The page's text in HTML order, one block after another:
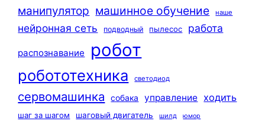
манипулятор машинное обучение наше
нейронная сеть подводный пылесос работа
распознавание робот
робототехника светодиод
сервомашинка собака управление ходить
шаг за шагом шаговый двигатель шилд юмор